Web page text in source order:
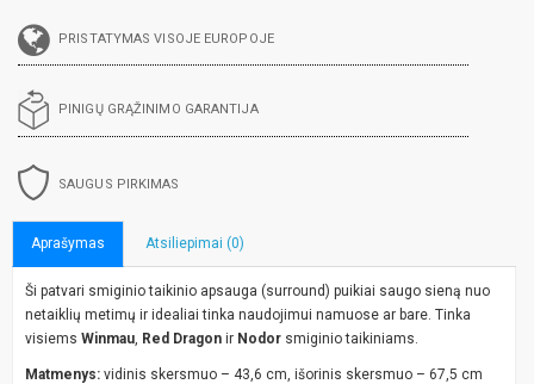
PRISTATYMAS VISOJE EUROPOJE
PINIGŲ GRĄŽINIMO GARANTIJA
SAUGUS PIRKIMAS
Aprašymas Atsiliepimai (0)
Ši patvari smiginio taikinio apsauga (surround) puikiai saugo sieną nuo
netaiklių metimų ir idealiai tinka naudojimui namuose ar bare. Tinka
visiems Winmau, Red Dragon ir Nodor smiginio taikiniams.
Matmenys: vidinis skersmuo – 43,6 cm, išorinis skersmuo – 67,5 cm